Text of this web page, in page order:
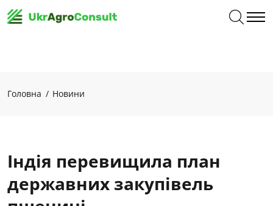
Головна Новини
Індія перевищила план
державних закупівель